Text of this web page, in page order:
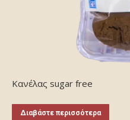
Κανέλας sugar free
Διαβάστε περισσότερα